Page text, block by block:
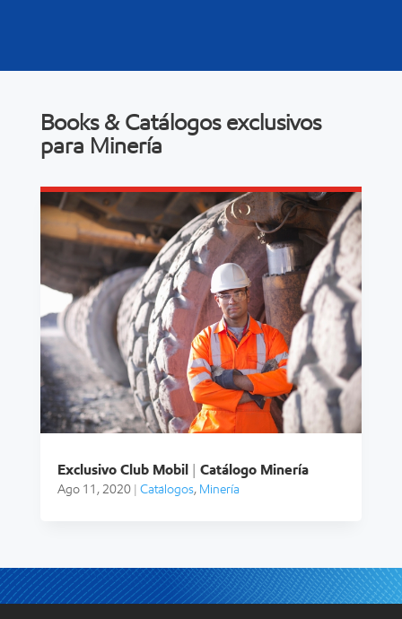
Books & Catálogos exclusivos
para Minería
Exclusivo Club Mobil | Catálogo Minería
Ago 11, 2020| Catálogos, Minería